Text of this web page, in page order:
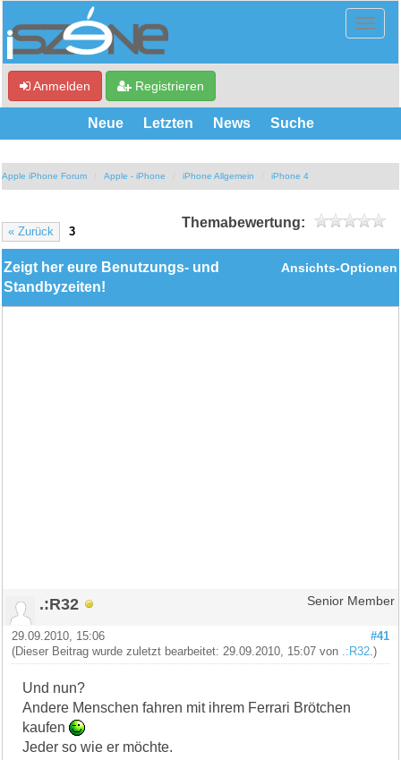
Anmelden Registrieren
Neue Letzten News Suche
Apple iPhone Forum Apple - iPhone iPhone Allgemein iPhone 4
« Zurück 3
Themabewertung:
Ansichts-Optionen
Zeigt her eure Benutzungs- und
Standbyzeiten!
.:R32 Senior Member
#41
29.09.2010, 15:06
(Dieser Beitrag wurde zuletzt bearbeitet: 29.09.2010, 15:07 von
.:R32 .)
Und nun?
Andere Menschen fahren mit ihrem Ferrari Brötchen
kaufen
Jeder so wie er möchte.